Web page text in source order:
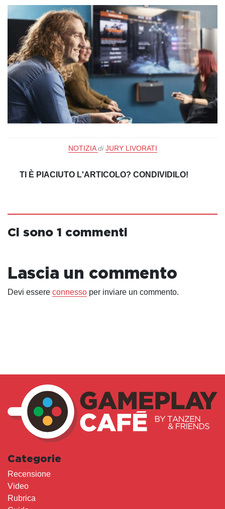
NOTIZIA di JURY LIVORATI
TI È PIACIUTO L'ARTICOLO? CONDIVIDILO!
Ci sono 1 commenti
Lascia un commento
Devi essere connesso per inviare un commento.
Categorie
Recensione
Video
Rubrica